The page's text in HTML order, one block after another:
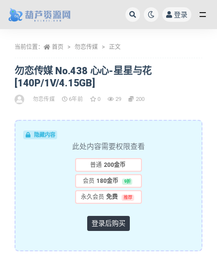
登录
当前位置： 首页 勿恋传媒 正文
勿恋传媒 No.438 心心-星星与花
[140P/1V/4.15GB]
勿恋传媒 6年前 0 29 200
隐藏内容
此处内容需要权限查看
普通 200金币
会员 180金币 9折
永久会员 免费 推荐
登录后购买